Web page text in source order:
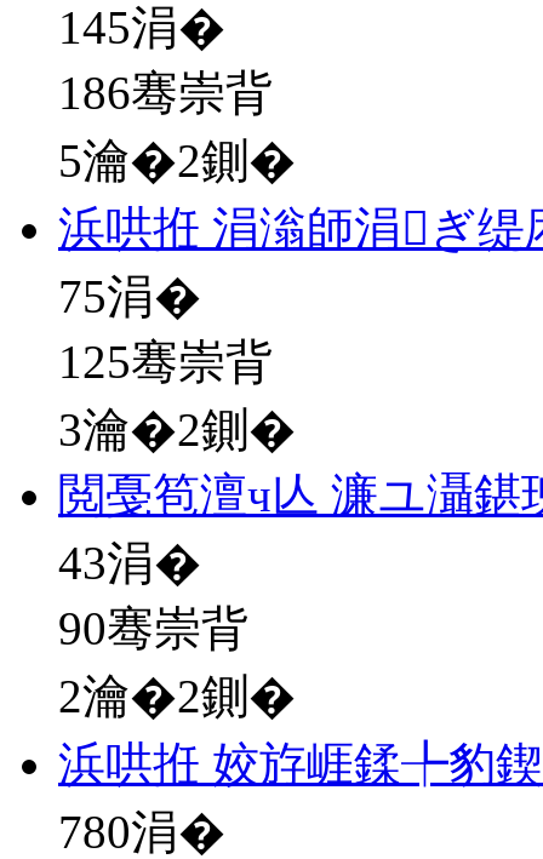
145涓�
186骞崇背
5瀹�2鍘�
浜哄拰 涓滃師涓ぎ缇
75涓�
125骞崇背
3瀹�2鍘�
閲戞笣澶ч亾 濂ユ灄鍖
43涓�
90骞崇背
2瀹�2鍘�
浜哄拰 姣斿崕鍒╄豹
780涓�